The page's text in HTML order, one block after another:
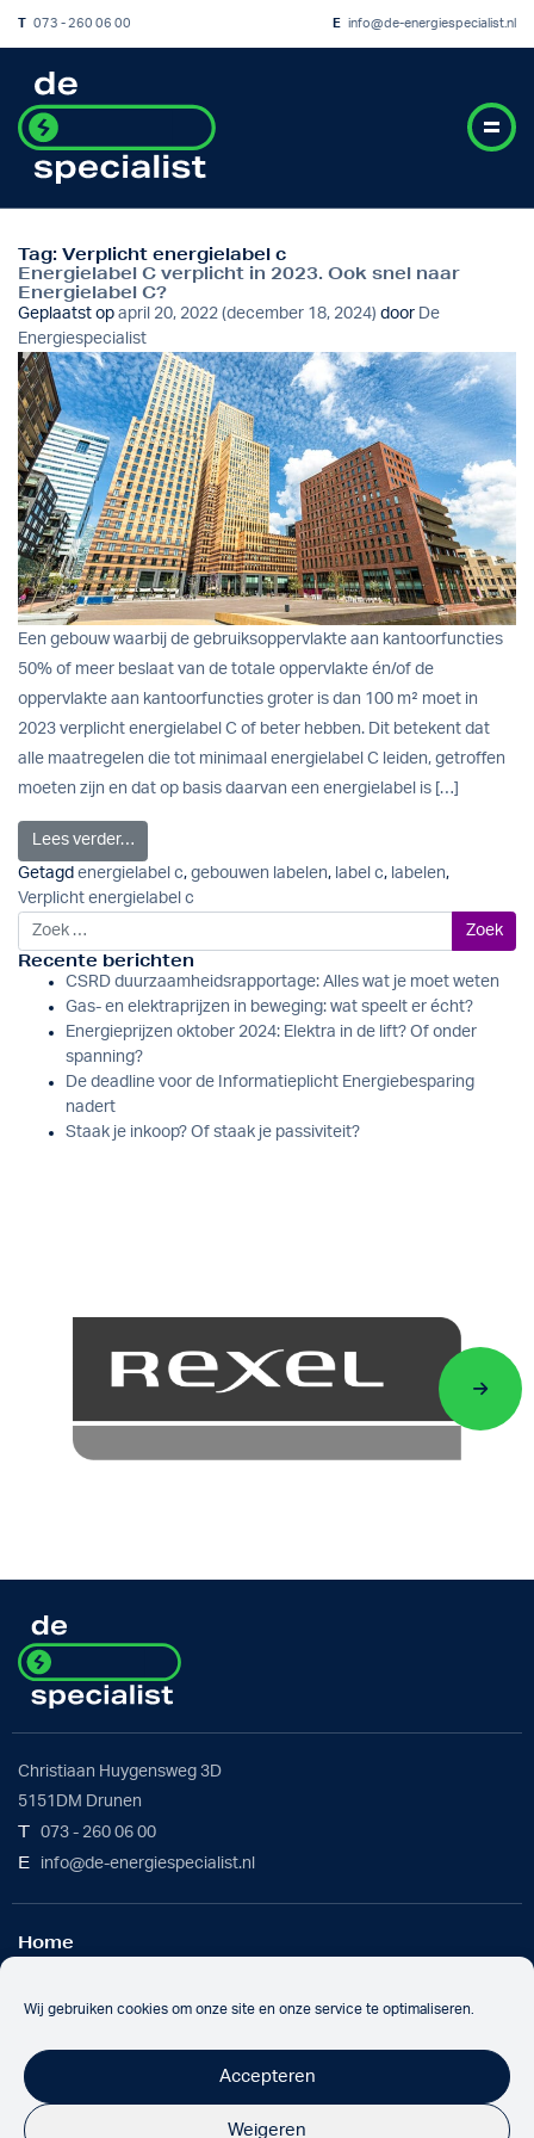
Wij gebruiken cookies om onze site en onze service te optimaliseren.
Accepteren
Weigeren
073 - 260 06 00 E info@de-energiespecialist.nl
Tag: Verplicht energielabel c
Energielabel C verplicht in 2023. Ook snel naar
Energielabel C?
Geplaatst op april 20, 2022 (december 18, 2024) door De
Energiespecialist
Een gebouw waarbij de gebruiksoppervlakte aan kantoorfuncties
50% of meer beslaat van de totale oppervlakte én/of de
oppervlakte aan kantoorfuncties groter is dan 100 m² moet in
2023 verplicht energielabel C of beter hebben. Dit betekent dat
alle maatregelen die tot minimaal energielabel C leiden, getroffen
moeten zijn en dat op basis daarvan een energielabel is […]
Lees verder…from Energielabel C verplicht in 2023. Ook snel naar
Getagd energielabel c, gebouwen labelen, label c, labelen,
Verplicht energielabel c
Zoek naar:
Recente berichten
CSRD duurzaamheidsrapportage: Alles wat je moet weten
Gas- en elektraprijzen in beweging: wat speelt er écht?
Energieprijzen oktober 2024: Elektra in de lift? Of onder
spanning?
De deadline voor de Informatieplicht Energiebesparing
nadert
Staak je inkoop? Of staak je passiviteit?
Christiaan Huygensweg 3D
5151DM Drunen
T 073 - 260 06 00
E info@de-energiespecialist.nl
Home
Batterijoplossing
Nieuws
Werken bij
Contact